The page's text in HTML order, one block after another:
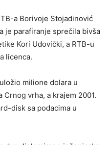
a Borivoje Stojadinović
je parafiranje sprečila bivša
Kori Udovički, a RTB-u
licenca.
milione dolara u
vrha, a krajem 2001.
disk sa podacima u